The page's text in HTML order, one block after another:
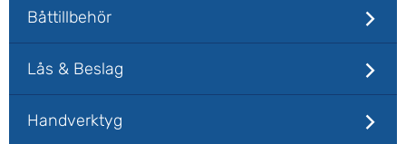
Båttillbehör
Lås & Beslag
Handverktyg